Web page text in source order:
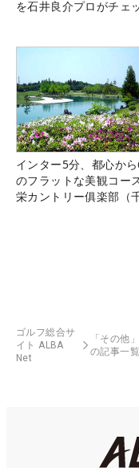
を石井良介プロがチェ
インター5分、都心か
のフラットな美観コー
栄カントリー俱楽部（
ゴルフ総合サ
イト ALBA
Net
「その他」
の記事一覧